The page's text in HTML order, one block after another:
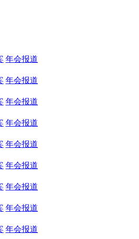
年会报道
年会报道
年会报道
年会报道
年会报道
年会报道
年会报道
年会报道
年会报道